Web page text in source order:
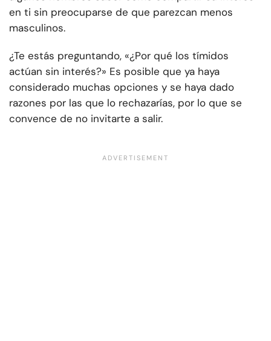
en ti sin preocuparse de que parezcan menos
masculinos.
¿Te estás preguntando, «¿Por qué los tímidos
actúan sin interés?» Es posible que ya haya
considerado muchas opciones y se haya dado
razones por las que lo rechazarías, por lo que se
convence de no invitarte a salir.